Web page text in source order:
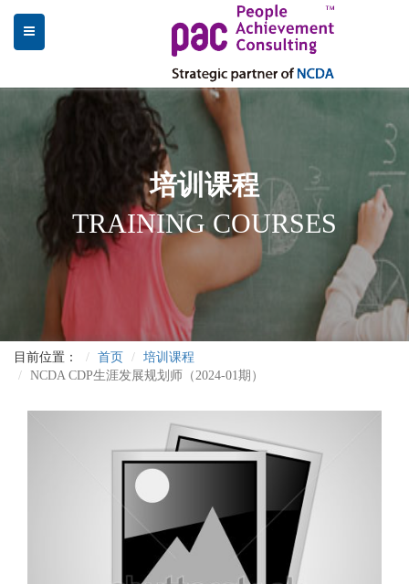
培训课程
TRAINING COURSES
目前位置： 首页
培训课程
NCDA CDP生涯发展规划师（2024-01期）